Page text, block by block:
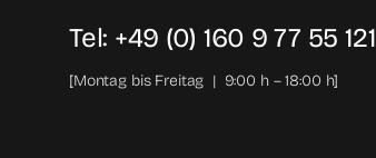
Tel: +49 (0) 160 9 77 55 121
[Montag bis Freitag | 9:00 h – 18:00 h]